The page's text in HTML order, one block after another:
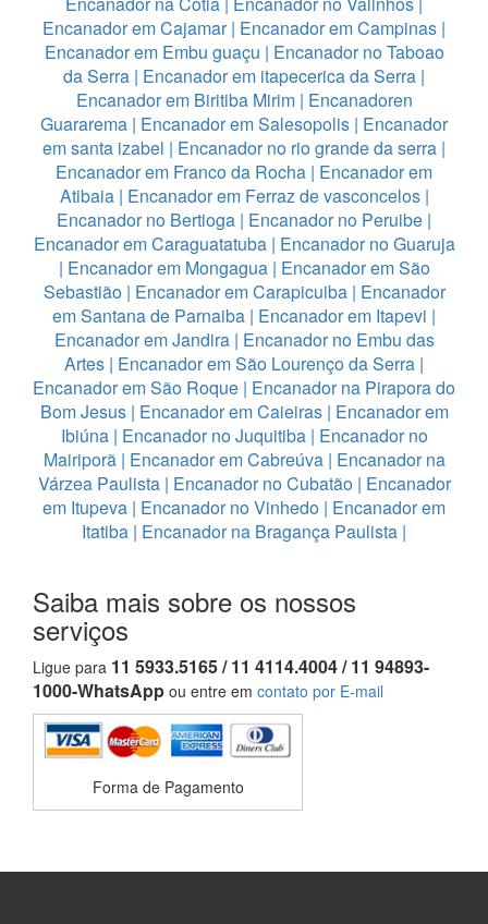
Encanador em Cajamar| Encanador em Campinas |
Encanador em Embu guaçu | Encanador no Taboao
da Serra | Encanador em itapecerica da Serra |
Encanador em Biritiba Mirim| Encanadoren
Guararema | Encanador em Salesopolis | Encanador
em santa izabel | Encanador no rio grande da serra |
Encanador em Franco da Rocha | Encanador em
Atibaia| Encanador em Ferraz de vasconcelos|
Encanador no Bertioga | Encanador no Peruibe |
Encanador em Caraguatatuba| Encanador no Guaruja
| Encanador em Mongagua| Encanador em São
Sebastião| Encanador em Carapicuiba| Encanador
em Santana de Parnaiba | Encanador em Itapevi |
Encanador em Jandira| Encanador no Embu das
Artes | Encanador em São Lourenço da Serra |
Encanador em São Roque | Encanador na Pirapora do
Bom Jesus| Encanador em Caieiras| Encanador em
Ibiúna| Encanador no Juquitiba| Encanador no
Mairiporã| Encanador em Cabreúva| Encanador na
Várzea Paulista| Encanador no Cubatão| Encanador
em Itupeva | Encanador no Vinhedo | Encanador em
Itatiba | Encanador na Bragança Paulista |
Saiba mais sobre os nossos
serviços
Ligue para 11 5933.5165 / 11 4114.4004 / 11 94893-
1000-WhatsApp ou entre em contato por E-mail
Forma de Pagamento